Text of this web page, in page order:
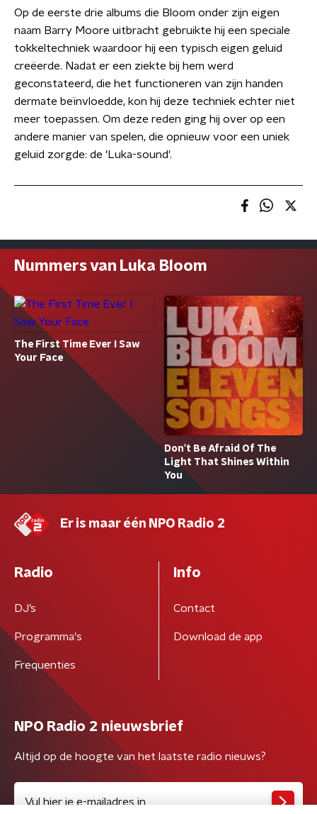
Op de eerste drie albums die Bloom onder zijn eigen
naam Barry Moore uitbracht gebruikte hij een speciale
tokkeltechniek waardoor hij een typisch eigen geluid
creëerde. Nadat er een ziekte bij hem werd
geconstateerd, die het functioneren van zijn handen
dermate beïnvloedde, kon hij deze techniek echter niet
meer toepassen. Om deze reden ging hij over op een
andere manier van spelen, die opnieuw voor een uniek
geluid zorgde: de 'Luka-sound'.
Nummers van Luka Bloom
The First Time Ever I Saw
Your Face
Don't Be Afraid Of The
Light That Shines Within
You
Er is maar één NPO Radio 2
Radio
DJ’s
Programma's
Frequenties
Info
Contact
Download de app
NPO Radio 2 nieuwsbrief
Altijd op de hoogte van het laatste radio nieuws?